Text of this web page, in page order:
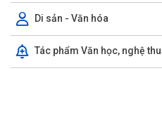
Di sản - Văn hóa
Tác phẩm Văn học, nghệ
UBND XÃ VĨNH AM PHỐI HỢP
HỖ TRỢ THEO NGHỊ QUYẾT SỐ...
UBND XÃ VĨNH AM TỔ CHỨC HỘI